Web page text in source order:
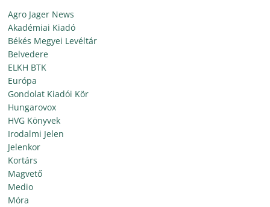
Agro Jager News
Akadémiai Kiadó
Békés Megyei Levéltár
Belvedere
ELKH BTK
Európa
Gondolat Kiadói Kör
Hungarovox
HVG Könyvek
Irodalmi Jelen
Jelenkor
Kortárs
Magvető
Medio
Móra